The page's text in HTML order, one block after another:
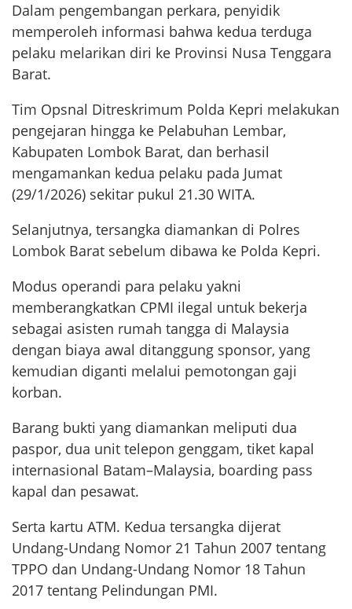
Dalam pengembangan perkara, penyidik
memperoleh informasi bahwa kedua terduga
pelaku melarikan diri ke Provinsi Nusa Tenggara
Barat.
Tim Opsnal Ditreskrimum Polda Kepri melakukan
pengejaran hingga ke Pelabuhan Lembar,
Kabupaten Lombok Barat, dan berhasil
mengamankan kedua pelaku pada Jumat
(29/1/2026) sekitar pukul 21.30 WITA.
Selanjutnya, tersangka diamankan di Polres
Lombok Barat sebelum dibawa ke Polda Kepri.
Modus operandi para pelaku yakni
memberangkatkan CPMI ilegal untuk bekerja
sebagai asisten rumah tangga di Malaysia
dengan biaya awal ditanggung sponsor, yang
kemudian diganti melalui pemotongan gaji
korban.
Barang bukti yang diamankan meliputi dua
paspor, dua unit telepon genggam, tiket kapal
internasional Batam–Malaysia, boarding pass
kapal dan pesawat.
Serta kartu ATM. Kedua tersangka dijerat
Undang-Undang Nomor 21 Tahun 2007 tentang
TPPO dan Undang-Undang Nomor 18 Tahun
2017 tentang Pelindungan PMI.